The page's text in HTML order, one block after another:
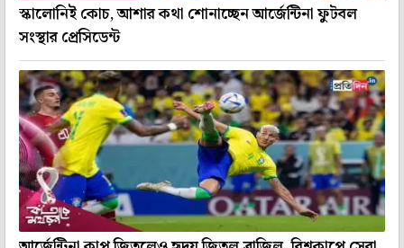
স্কালোনিই কোচ, আশার কথা শোনাচ্ছেন আর্জেন্টিনা ফুটবল
সংস্থার প্রেসিডেন্ট